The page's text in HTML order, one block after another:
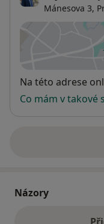
Mánesova 3,
Dostupnost
Na této adrese
Co mám v takové
Názory